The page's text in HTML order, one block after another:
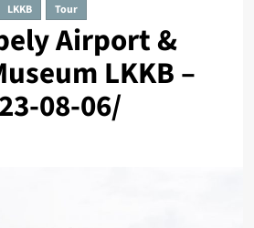
LKKB Tour
Airport &
LKKB –
08-06/